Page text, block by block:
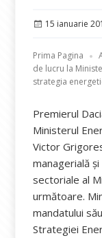
Publicat
15 ianuarie
Prima Pagina
de lucru la
strategia
Premierul
Ministerul
Victor
managerială
sectoriale al
următoare.
mandatului
Strategiei